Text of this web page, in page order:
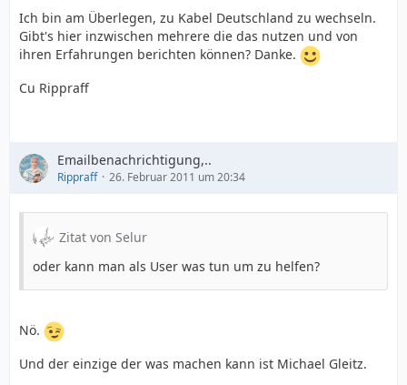
Ich bin am Überlegen, zu Kabel Deutschland zu wechseln.
Gibt's hier inzwischen mehrere die das nutzen und von
ihren Erfahrungen berichten können? Danke.
Cu Rippraff
Emailbenachrichtigung,..
Rippraff 26. Februar 2011 um 20:34
Zitat von Selur
oder kann man als User was tun um zu helfen?
Nö.
Und der einzige der was machen kann ist Michael Gleitz.